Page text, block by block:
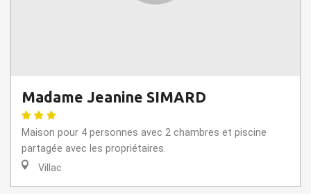
Madame Jeanine SIMARD
Maison pour 4 personnes avec 2 chambres et piscine
partagée avec les propriétaires.
Villac